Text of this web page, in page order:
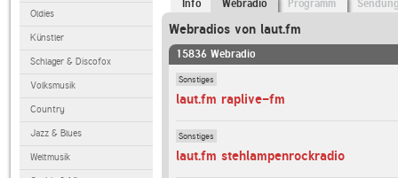
Oldies
Künstler
Schlager & Discofox
Volksmusik
Country
Jazz & Blues
Weltmusik
Info Webradio Programm
Webradios von laut.fm
15836 Webradio
Sonstiges
laut.fm raplive-fm
Sonstiges
laut.fm stehlampenrockradio